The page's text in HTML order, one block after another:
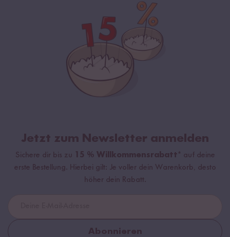
Jetzt zum Newsletter anmelden
Sichere dir bis zu 15 % Willkommensrabatt* auf deine
erste Bestellung. Hierbei gilt: Je voller dein Warenkorb, desto
höher dein Rabatt.
Abonnieren